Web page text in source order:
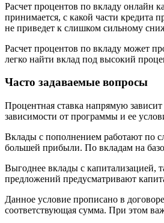
Расчет процентов по вкладу онлайн
принимается, с какой части кредита
не приведет к слишком сильному
Расчет процентов по вкладу может
легко найти вклад под высокий
Часто задаваемые вопросы
Процентная ставка напрямую
зависимости от программы и ее
Вклады с пополнением работают по
большей прибыли. По вкладам на
Выгоднее вклады с капитализацией,
предложений предусматривают
Данное условие прописано в
соответствующая сумма. При этом